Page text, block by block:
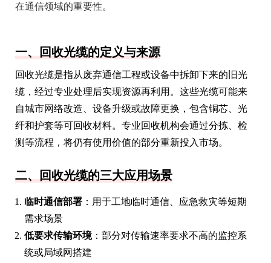
在通信领域的重要性。
一、回收光缆的定义与来源
回收光缆是指从废弃通信工程或设备中拆卸下来的旧光
缆，经过专业处理后实现资源再利用。这些光缆可能来
自城市网络改造、设备升级或故障更换，包含铜芯、光
纤和护套等可回收材料。专业回收机构会通过分拣、检
测等流程，将仍有使用价值的部分重新投入市场。
二、回收光缆的三大应用场景
临时通信部署 ：用于工地临时通信、应急救灾等短期
需求场景
低要求传输环境：部分对传输速率要求不高的监控系
统或局域网搭建